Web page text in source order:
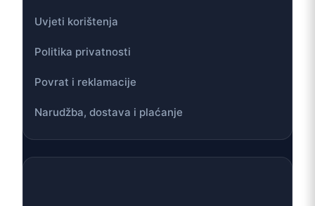
Uvjeti korištenja
Politika privatnosti
Povrat i reklamacije
Narudžba, dostava i plaćanje